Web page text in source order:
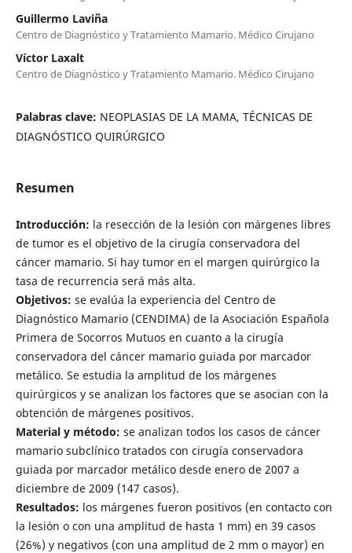
Guillermo Laviña
Centro de Diagnóstico y Tratamiento Mamario. Médico Cirujano
Víctor Laxalt
Centro de Diagnóstico y Tratamiento Mamario. Médico Cirujano
Palabras clave: NEOPLASIAS DE LA MAMA, TÉCNICAS DE
DIAGNÓSTICO QUIRÚRGICO
Resumen
Introducción: la resección de la lesión con márgenes libres
de tumor es el objetivo de la cirugía conservadora del
cáncer mamario. Si hay tumor en el margen quirúrgico la
tasa de recurrencia será más alta.
Objetivos: se evalúa la experiencia del Centro de
Diagnóstico Mamario (CENDIMA) de la Asociación Española
Primera de Socorros Mutuos en cuanto a la cirugía
conservadora del cáncer mamario guiada por marcador
metálico. Se estudia la amplitud de los márgenes
quirúrgicos y se analizan los factores que se asocian con la
obtención de márgenes positivos.
Material y método: se analizan todos los casos de cáncer
mamario subclínico tratados con cirugía conservadora
guiada por marcador metálico desde enero de 2007 a
diciembre de 2009 (147 casos).
Resultados: los márgenes fueron positivos (en contacto con
la lesión o con una amplitud de hasta 1 mm) en 39 casos
(26%) y negativos (con una amplitud de 2 mm o mayor) en